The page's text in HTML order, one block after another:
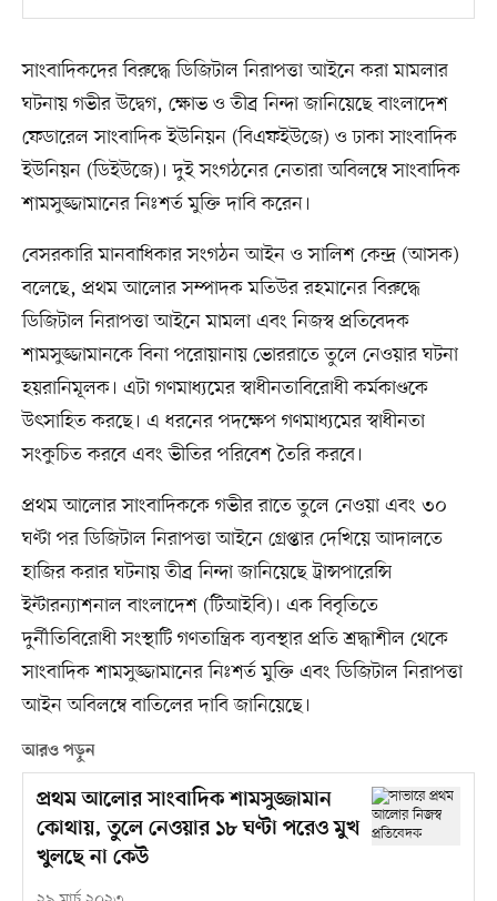
সাংবাদিকদের বিরুদ্ধে ডিজিটাল নিরাপত্তা আইনে করা মামলার
ঘটনায় গভীর উদ্বেগ, ক্ষোভ ও তীব্র নিন্দা জানিয়েছে বাংলাদেশ
ফেডারেল সাংবাদিক ইউনিয়ন (বিএফইউজে) ও ঢাকা সাংবাদিক
ইউনিয়ন (ডিইউজে)। দুই সংগঠনের নেতারা অবিলম্বে সাংবাদিক
শামসুজ্জামানের নিঃশর্ত মুক্তি দাবি করেন।
বেসরকারি মানবাধিকার সংগঠন আইন ও সালিশ কেন্দ্র (আসক)
বলেছে, প্রথম আলোর সম্পাদক মতিউর রহমানের বিরুদ্ধে
ডিজিটাল নিরাপত্তা আইনে মামলা এবং নিজস্ব প্রতিবেদক
শামসুজ্জামানকে বিনা পরোয়ানায় ভোররাতে তুলে নেওয়ার ঘটনা
হয়রানিমূলক। এটা গণমাধ্যমের স্বাধীনতাবিরোধী কর্মকাণ্ডকে
উৎসাহিত করছে। এ ধরনের পদক্ষেপ গণমাধ্যমের স্বাধীনতা
সংকুচিত করবে এবং ভীতির পরিবেশ তৈরি করবে।
প্রথম আলোর সাংবাদিককে গভীর রাতে তুলে নেওয়া এবং ৩০
ঘণ্টা পর ডিজিটাল নিরাপত্তা আইনে গ্রেপ্তার দেখিয়ে আদালতে
হাজির করার ঘটনায় তীব্র নিন্দা জানিয়েছে ট্রান্সপারেন্সি
ইন্টারন্যাশনাল বাংলাদেশ (টিআইবি)। এক বিবৃতিতে
দুর্নীতিবিরোধী সংস্থাটি গণতান্ত্রিক ব্যবস্থার প্রতি শ্রদ্ধাশীল থেকে
সাংবাদিক শামসুজ্জামানের নিঃশর্ত মুক্তি এবং ডিজিটাল নিরাপত্তা
আইন অবিলম্বে বাতিলের দাবি জানিয়েছে।
আরও পড়ুন
প্রথম আলোর সাংবাদিক শামসুজ্জামান
কোথায়, তুলে নেওয়ার ১৮ ঘণ্টা পরেও মুখ
খুলছে না কেউ